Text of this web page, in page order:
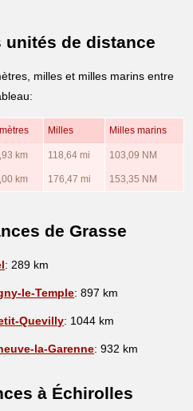
unités de distance
milles et milles marins entre
Milles Milles marins
km 118,64 mi 103,09 NM
km 176,47 mi 153,35 NM
de Grasse
: 289 km
le-Temple: 897 km
Quevilly: 1044 km
la-Garenne: 932 km
à Échirolles